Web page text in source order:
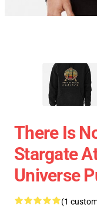
There Is
Stargate
Universe
(1